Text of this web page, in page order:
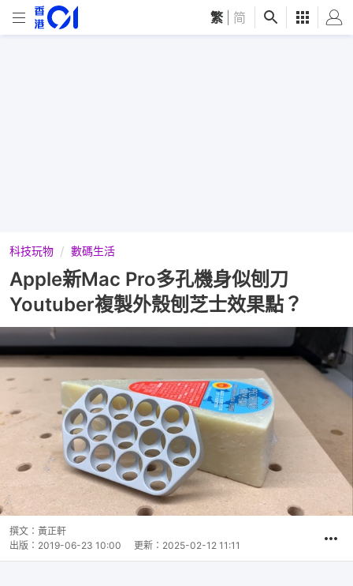
繁 简
科技玩物 數碼生活
Apple新Mac Pro多孔機身似刨刀
Youtuber複製外殼刨芝士效果點？
撰文： 黃正軒
出版： 2019-06-23 10:00 更新： 2025-02-12 11:11